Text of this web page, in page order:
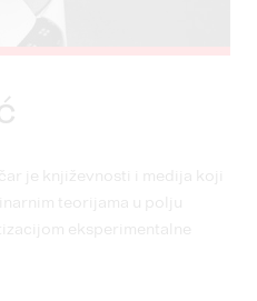
je književnosti i medija koji
teorijama u polju
eksperimentalne